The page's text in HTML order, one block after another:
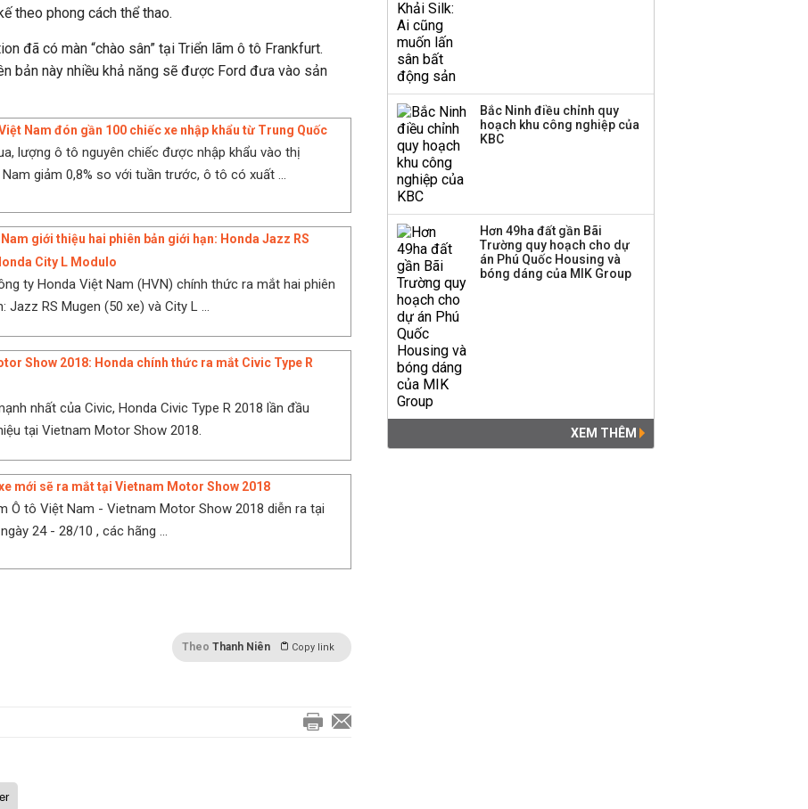
theo phong cách thể thao.
đã có màn “chào sân” tại Triển lãm ô tô Frankfurt.
bản này nhiều khả năng sẽ được Ford đưa vào sản
Nam đón gần 100 chiếc xe nhập khẩu từ Trung Quốc
lượng ô tô nguyên chiếc được nhập khẩu vào thị
giảm 0,8% so với tuần trước, ô tô có xuất ...
giới thiệu hai phiên bản giới hạn: Honda Jazz RS
City L Modulo
ty Honda Việt Nam (HVN) chính thức ra mắt hai phiên
Jazz RS Mugen (50 xe) và City L ...
Show 2018: Honda chính thức ra mắt Civic Type R
nhất của Civic, Honda Civic Type R 2018 lần đầu
tại Vietnam Motor Show 2018.
mới sẽ ra mắt tại Vietnam Motor Show 2018
Ô tô Việt Nam - Vietnam Motor Show 2018 diễn ra tại
24 - 28/10 , các hãng ...
Theo Thanh Niên Copy link
Bắc Ninh điều chỉnh quy
hoạch khu công nghiệp của
KBC
Hơn 49ha đất gần Bãi
Trường quy hoạch cho dự
án Phú Quốc Housing và
bóng dáng của MIK Group
XEM THÊM